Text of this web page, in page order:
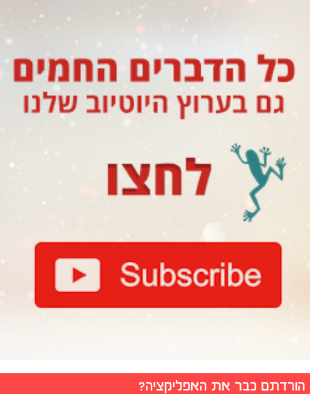
הורדתם כבר את האפליקציה?